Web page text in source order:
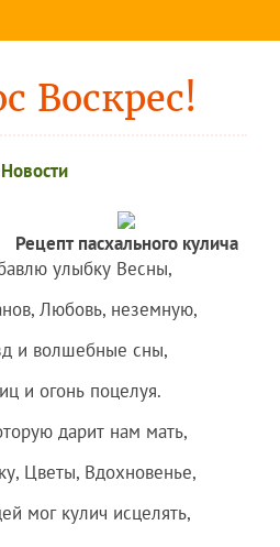
Воскрес!
Новости
Рецепт пасхального кулича
улыбку Весны,
Любовь, неземную,
и волшебные сны,
и огонь поцелуя.
дарит нам мать,
Цветы, Вдохновенье,
мог кулич исцелять,